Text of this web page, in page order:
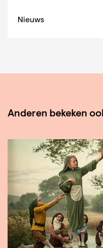
Nieuws
Anderen bekeken